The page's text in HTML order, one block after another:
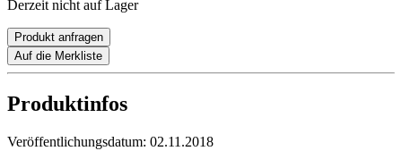
Derzeit nicht auf Lager
Produkt anfragen
Auf die Merkliste
Produktinfos
Veröffentlichungsdatum: 02.11.2018